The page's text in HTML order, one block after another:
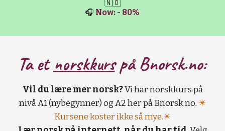
🇳🇴
🎧 Now: - 80%
Ta et norskkurspå Bnorsk.no:
Vil du lære mer norsk?Vi har norskkurs på
nivå A1 (nybegynner) og A2 her på Bnorsk.no. ✴️
Kursene koster ikke så mye.✴️